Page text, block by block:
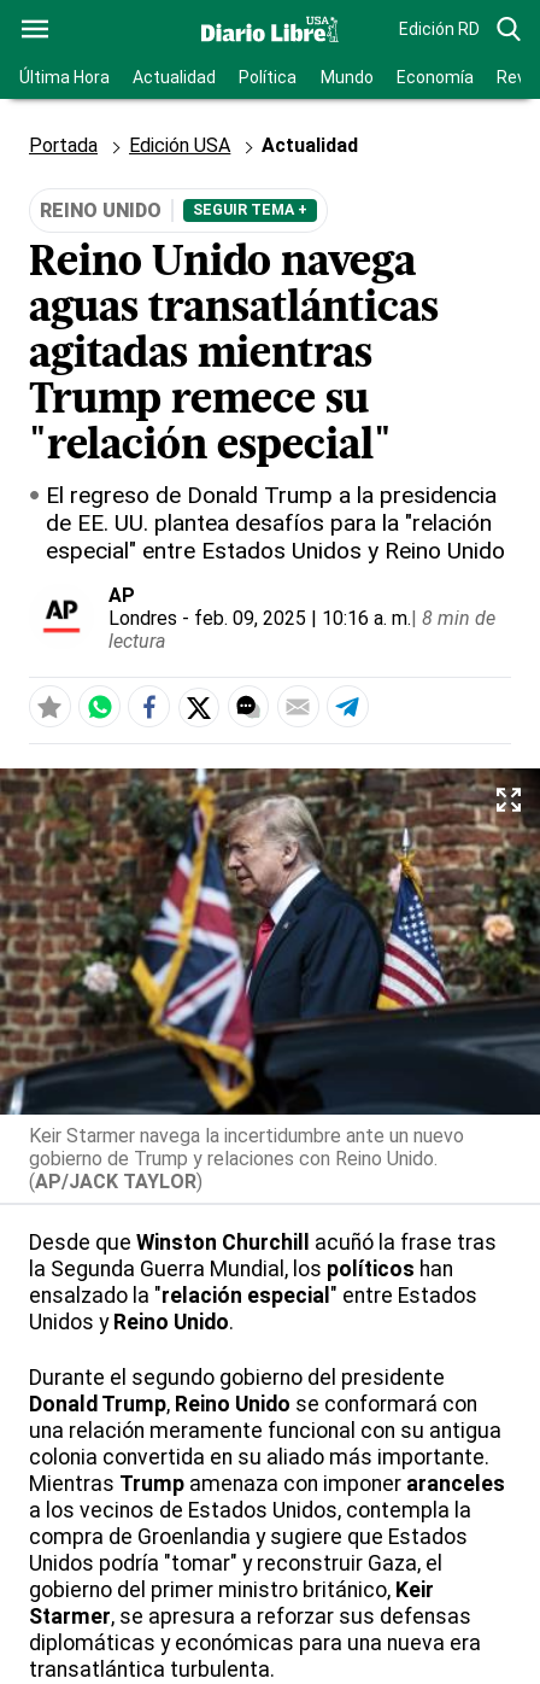
Edición RD
Última Hora Actualidad Política Mundo Economía
Portada Edición USA Actualidad
REINO UNIDO SEGUIR TEMA +
Reino Unido navega
aguas transatlánticas
agitadas mientras
Trump remece su
"relación especial"
El regreso de Donald Trump a la presidencia
de EE. UU. plantea desafíos para la "relación
especial" entre Estados Unidos y Reino Unido
AP
Londres - feb. 09, 2025 | 10:16 a. m.| 8 min de
lectura
Keir Starmer navega la incertidumbre ante un nuevo
gobierno de Trump y relaciones con Reino Unido.
(AP/JACK TAYLOR)
Desde que Winston Churchill
acuñó la frase tras
la Segunda Guerra Mundial, los políticos han
ensalzado la "relación especial " entre Estados
Unidos y Reino Unido.
Durante el segundo gobierno del presidente
Donald Trump, Reino Unido se conformará con
una relación meramente funcional con su antigua
colonia convertida en su aliado más importante.
Mientras Trump amenaza con imponer aranceles
a los vecinos de Estados Unidos, contempla la
compra de Groenlandia y sugiere que Estados
Unidos podría "tomar" y reconstruir Gaza, el
gobierno del primer ministro británico, Keir
Starmer, se apresura a reforzar sus defensas
diplomáticas y económicas para una nueva era
transatlántica turbulenta.